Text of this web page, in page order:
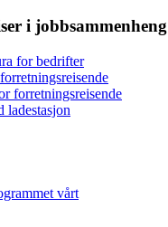
i jobbsammenheng
for bedrifter
forretningsreisende
ladestasjon
vårt